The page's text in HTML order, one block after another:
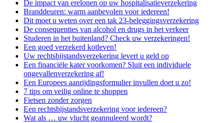
De impact van erelonen op uw hospitalisatieverzekering
Branddeuren: warm aanbevolen voor iedereen!
Dit moet u weten over een tak 23-beleggingsverzekering
De consequenties van alcohol en drugs in het verkeer
Studeren in het buitenland? Check uw verzekeringen!
Een goed verzekerd kotleven!
Uw rechtsbijstandsverzekering levert u geld op
Een financiële kater voorkomen? Sluit een individuele
ongevallenverzekering af!
Een Europees aanrijdingsformulier invullen doet u zo!
7 tips om veilig online te shoppen
Fietsen zonder zorgen
Een rechtsbijstandsverzekering voor iedereen?
Wat als … uw vlucht geannuleerd wordt?